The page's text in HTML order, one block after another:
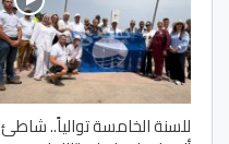
للسنة الخامسة توالياً.. شاطئ